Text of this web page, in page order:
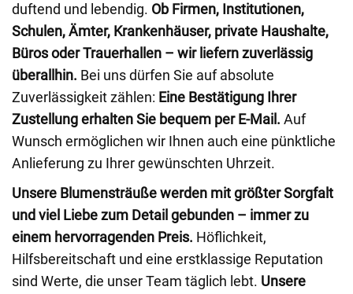
duftend und lebendig. Ob Firmen, Institutionen,
Schulen, Ämter, Krankenhäuser, private Haushalte,
Büros oder Trauerhallen – wir liefern zuverlässig
überallhin. Bei uns dürfen Sie auf absolute
Zuverlässigkeit zählen: Eine Bestätigung Ihrer
Zustellung erhalten Sie bequem per E-Mail. Auf
Wunsch ermöglichen wir Ihnen auch eine pünktliche
Anlieferung zu Ihrer gewünschten Uhrzeit.
Unsere Blumensträuße werden mit größter Sorgfalt
und viel Liebe zum Detail gebunden – immer zu
einem hervorragenden Preis. Höflichkeit,
Hilfsbereitschaft und eine erstklassige Reputation
sind Werte, die unser Team täglich lebt. Unsere